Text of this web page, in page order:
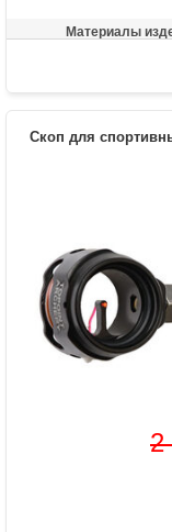
Материалы
Скоп для
2